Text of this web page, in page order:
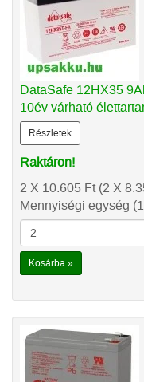
DataSafe 12HX35
10év várható
Részletek
Raktáron!
2 X 10.605 Ft(2 X
Mennyiségi egység
Kosárba »